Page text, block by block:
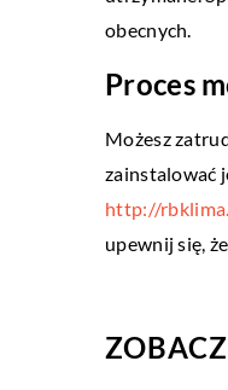
obecnych.
Proces
Możesz
zainstalować
http://
upewnij się,